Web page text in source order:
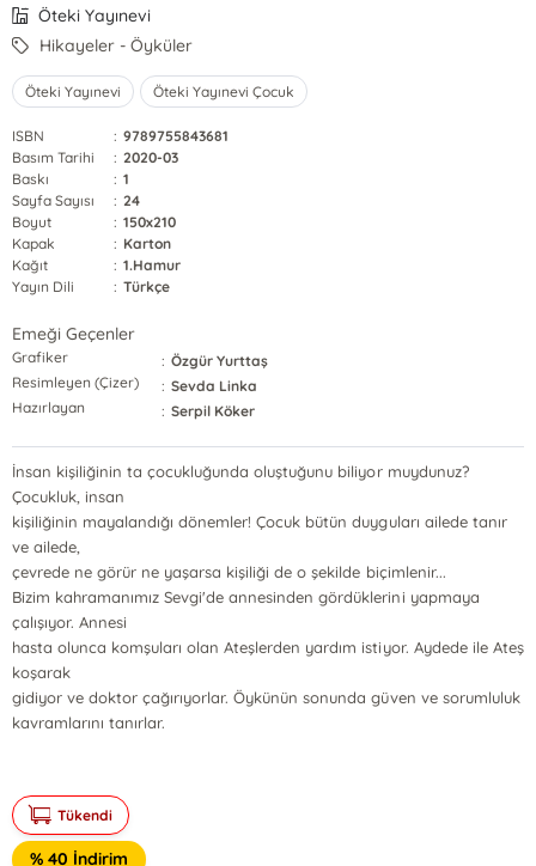
Öteki Yayınevi
Hikayeler - Öyküler
Öteki Yayınevi Öteki Yayınevi Çocuk
ISBN : 9789755843681
Basım Tarihi
: 2020-03
Baskı
: 1
Sayfa Sayısı
: 24
Boyut
: 150x210
Kapak
: Karton
Kağıt
: 1.Hamur
Yayın Dili
: Türkçe
Emeği Geçenler
Grafiker : Özgür Yurttaş
Resimleyen (Çizer)
: Sevda Linka
Hazırlayan
: Serpil Köker
İnsan kişiliğinin ta çocukluğunda oluştuğunu biliyor muydunuz?
Çocukluk, insan
kişiliğinin mayalandığı dönemler! Çocuk bütün duyguları ailede tanır
ve ailede,
çevrede ne görür ne yaşarsa kişiliği de o şekilde biçimlenir...
Bizim kahramanımız Sevgi'de annesinden gördüklerini yapmaya
çalışıyor. Annesi
hasta olunca komşuları olan Ateşlerden yardım istiyor. Aydede ile Ateş
koşarak
gidiyor ve doktor çağırıyorlar. Öykünün sonunda güven ve sorumluluk
kavramlarını tanırlar.
Tükendi
% 40 İndirim